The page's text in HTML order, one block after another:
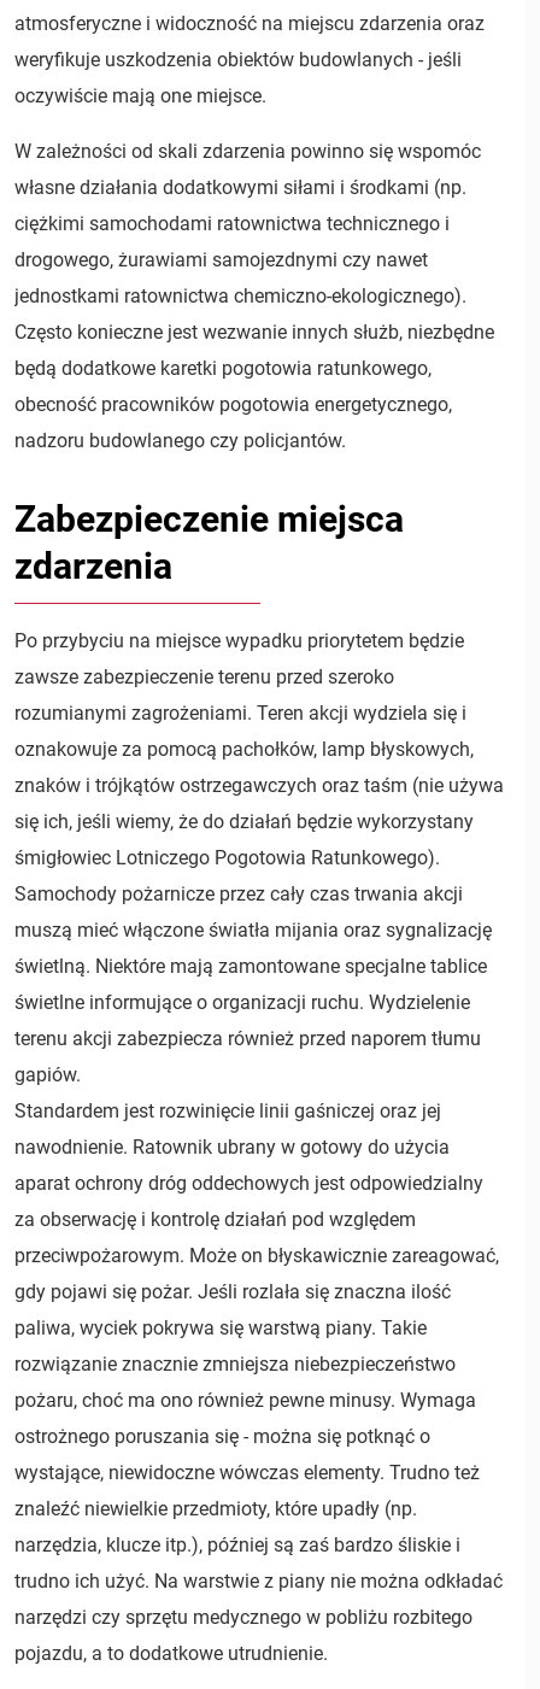
atmosferyczne i widoczność na miejscu zdarzenia oraz
weryfikuje uszkodzenia obiektów budowlanych - jeśli
oczywiście mają one miejsce.
W zależności od skali zdarzenia powinno się wspomóc
własne działania dodatkowymi siłami i środkami (np.
ciężkimi samochodami ratownictwa technicznego i
drogowego, żurawiami samojezdnymi czy nawet
jednostkami ratownictwa chemiczno-ekologicznego).
Często konieczne jest wezwanie innych służb, niezbędne
będą dodatkowe karetki pogotowia ratunkowego,
obecność pracowników pogotowia energetycznego,
nadzoru budowlanego czy policjantów.
Zabezpieczenie miejsca
zdarzenia
Po przybyciu na miejsce wypadku priorytetem będzie
zawsze zabezpieczenie terenu przed szeroko
rozumianymi zagrożeniami. Teren akcji wydziela się i
oznakowuje za pomocą pachołków, lamp błyskowych,
znaków i trójkątów ostrzegawczych oraz taśm (nie używa
się ich, jeśli wiemy, że do działań będzie wykorzystany
śmigłowiec Lotniczego Pogotowia Ratunkowego).
Samochody pożarnicze przez cały czas trwania akcji
muszą mieć włączone światła mijania oraz sygnalizację
świetlną. Niektóre mają zamontowane specjalne tablice
świetlne informujące o organizacji ruchu. Wydzielenie
terenu akcji zabezpiecza również przed naporem tłumu
gapiów.
Standardem jest rozwinięcie linii gaśniczej oraz jej
nawodnienie. Ratownik ubrany w gotowy do użycia
aparat ochrony dróg oddechowych jest odpowiedzialny
za obserwację i kontrolę działań pod względem
przeciwpożarowym. Może on błyskawicznie zareagować,
gdy pojawi się pożar. Jeśli rozlała się znaczna ilość
paliwa, wyciek pokrywa się warstwą piany. Takie
rozwiązanie znacznie zmniejsza niebezpieczeństwo
pożaru, choć ma ono również pewne minusy. Wymaga
ostrożnego poruszania się - można się potknąć o
wystające, niewidoczne wówczas elementy. Trudno też
znaleźć niewielkie przedmioty, które upadły (np.
narzędzia, klucze itp.), później są zaś bardzo śliskie i
trudno ich użyć. Na warstwie z piany nie można odkładać
narzędzi czy sprzętu medycznego w pobliżu rozbitego
pojazdu, a to dodatkowe utrudnienie.